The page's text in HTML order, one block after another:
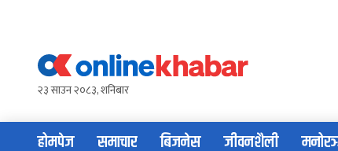
content२३ साउन २०८३, शनिबार
होमपेज समाचार बिजनेस जीवनशैली